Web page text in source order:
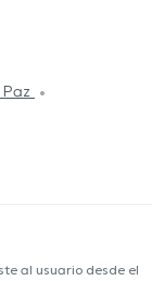
al usuario desde el